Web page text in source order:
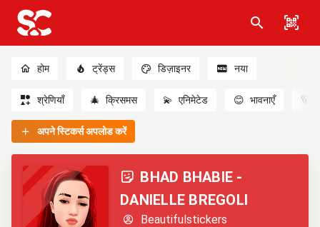
होम ट्रेंड्स डिज़ाइनर नया
श्रेणियाँ 🎄 क्रिसमस 💫 एनिमेटेड 😊 भावनाएँ 🐻
अपने स्टिकर्स अपलोड करें
BHAD BHABIE -
DANIELLE BREGOLI
Beautifulstickers